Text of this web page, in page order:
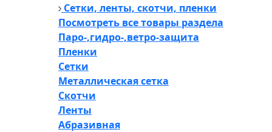
Сетки, ленты, скотчи, пленки
Посмотреть все товары раздела
Паро-,гидро-,ветро-защита
Пленки
Сетки
Металлическая сетка
Скотчи
Ленты
Абразивная